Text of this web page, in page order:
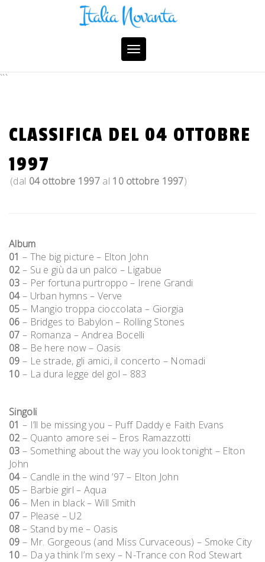
Toggle
navigation
```
CLASSIFICA DEL 04 OTTOBRE
1997
(dal 04 ottobre 1997 al 10 ottobre 1997)
Album
01 – The big picture – Elton John
02 – Su e giù da un palco – Ligabue
03 – Per fortuna purtroppo – Irene Grandi
04– Urban hymns – Verve
05 – Mangio troppa cioccolata – Giorgia
06 – Bridges to Babylon – Rolling Stones
07 – Romanza – Andrea Bocelli
08 – Be here now – Oasis
09 – Le strade, gli amici, il concerto – Nomadi
10 – La dura legge del gol – 883
Singoli
01 – I’ll be missing you – Puff Daddy e Faith Evans
02 – Quanto amore sei – Eros Ramazzotti
03 – Something about the way you look tonight – Elton
John
04– Candle in the wind ’97 – Elton John
05 – Barbie girl – Aqua
06 – Men in black – Will Smith
07 – Please – U2
08 – Stand by me – Oasis
09 – Mr. Gorgeous (and Miss Curvaceous) – Smoke City
10 – Da ya think I’m sexy – N-Trance con Rod Stewart